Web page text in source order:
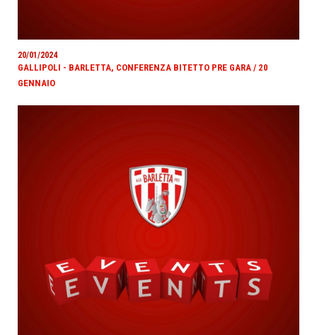
20/01/2024
GALLIPOLI - BARLETTA, CONFERENZA BITETTO PRE GARA / 20
GENNAIO